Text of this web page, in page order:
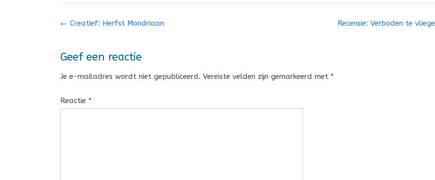
Bericht
Recensie: Verboden te
← Creatief: Herfst Mondriaan
Geef een reactie
Je e-mailadres wordt niet gepubliceerd. Vereiste velden zijn gemarkeerd met *
Reactie *